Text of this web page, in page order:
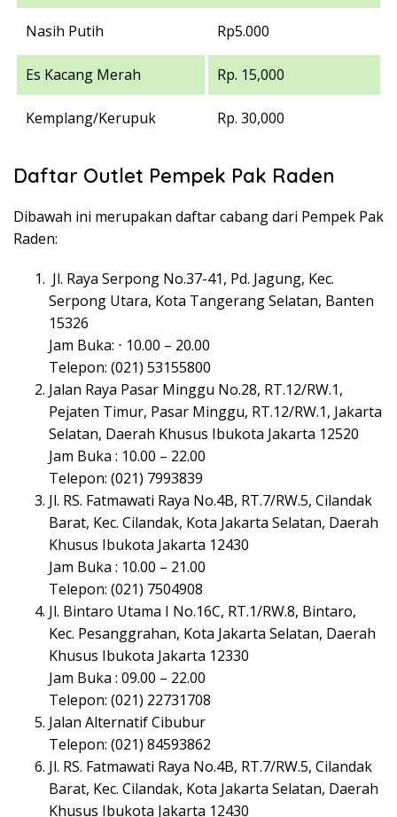
Nasih Putih Rp5.000
Es Kacang Merah Rp. 15,000
Kemplang/Kerupuk Rp. 30,000
Daftar Outlet Pempek Pak Raden
Dibawah ini merupakan daftar cabang dari Pempek Pak
Raden:
Jl. Raya Serpong No.37-41, Pd. Jagung, Kec.
Serpong Utara, Kota Tangerang Selatan, Banten
15326
Jam Buka: ⋅ 10.00 – 20.00
Telepon: (021) 53155800
Jalan Raya Pasar Minggu No.28, RT.12/RW.1,
Pejaten Timur, Pasar Minggu, RT.12/RW.1, Jakarta
Selatan, Daerah Khusus Ibukota Jakarta 12520
Jam Buka : 10.00 – 22.00
Telepon: (021) 7993839
Jl. RS. Fatmawati Raya No.4B, RT.7/RW.5, Cilandak
Barat, Kec. Cilandak, Kota Jakarta Selatan, Daerah
Khusus Ibukota Jakarta 12430
Jam Buka : 10.00 – 21.00
Telepon: (021) 7504908
Jl. Bintaro Utama I No.16C, RT.1/RW.8, Bintaro,
Kec. Pesanggrahan, Kota Jakarta Selatan, Daerah
Khusus Ibukota Jakarta 12330
Jam Buka : 09.00 – 22.00
Telepon: (021) 22731708
Jalan Alternatif Cibubur
Telepon: (021) 84593862
Jl. RS. Fatmawati Raya No.4B, RT.7/RW.5, Cilandak
Barat, Kec. Cilandak, Kota Jakarta Selatan, Daerah
Khusus Ibukota Jakarta 12430